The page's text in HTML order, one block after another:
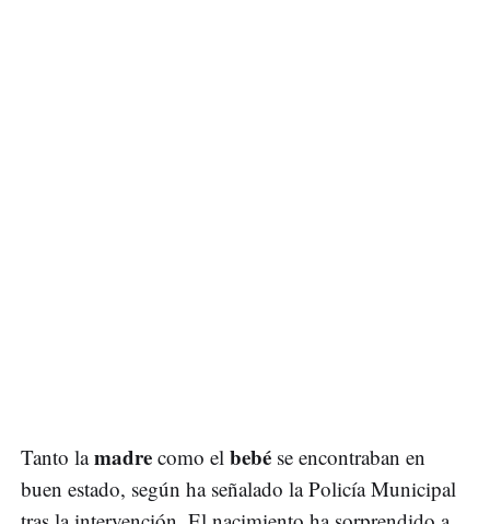
Tanto lamadre como el bebé se encontraban en
buen estado, según ha señalado la Policía Municipal